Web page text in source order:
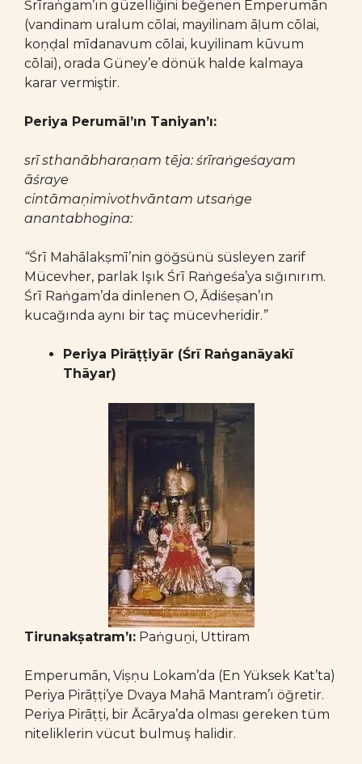
Śrīraṅgam’ın güzelliğini beğenen Emperumān
(vandinam uralum cōlai, mayilinam āḷum cōlai,
koṇḍal mīdanavum cōlai, kuyilinam kūvum
cōlai), orada Güney’e dönük halde kalmaya
karar vermiştir.
Periya Perumāl’ın Taniyan’ı:
srī sthanābharaṇam tēja: śrīraṅgeśayam
āśraye
cintāmaṇimivothvāntam utsaṅge
anantabhogina:
“Śrī Mahālakṣmī’nin göğsünü süsleyen zarif
Mücevher, parlak Işık Śrī Raṅgeśa’ya sığınırım.
Śrī Raṅgam’da dinlenen O, Ādiśeṣan’ın
kucağında aynı bir taç mücevheridir.”
Periya Pirāṭṭiyār (Śrī Raṅganāyakī
Thāyar)
Tirunakṣatram’ı: Paṅguṉi, Uttiram
Emperumān, Viṣṇu Lokam’da (En Yüksek Kat’ta)
Periya Pirāṭṭi’ye Dvaya Mahā Mantram’ı öğretir.
Periya Pirāṭṭi, bir Ācārya’da olması gereken tüm
niteliklerin vücut bulmuş halidir.